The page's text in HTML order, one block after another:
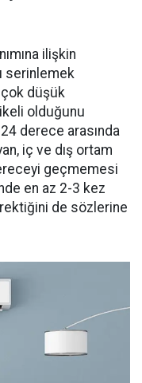
ilişkin
serinlemek
çok düşük
olduğunu
derece arasında
iç ve dış ortam
geçmemesi
en az 2-3 kez
de sözlerine